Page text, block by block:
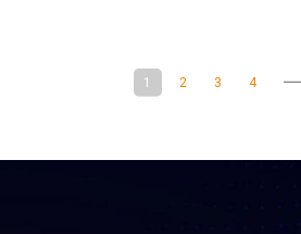
1 2 3 4